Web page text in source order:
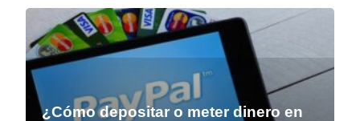
¿Cómo depositar o meter dinero en